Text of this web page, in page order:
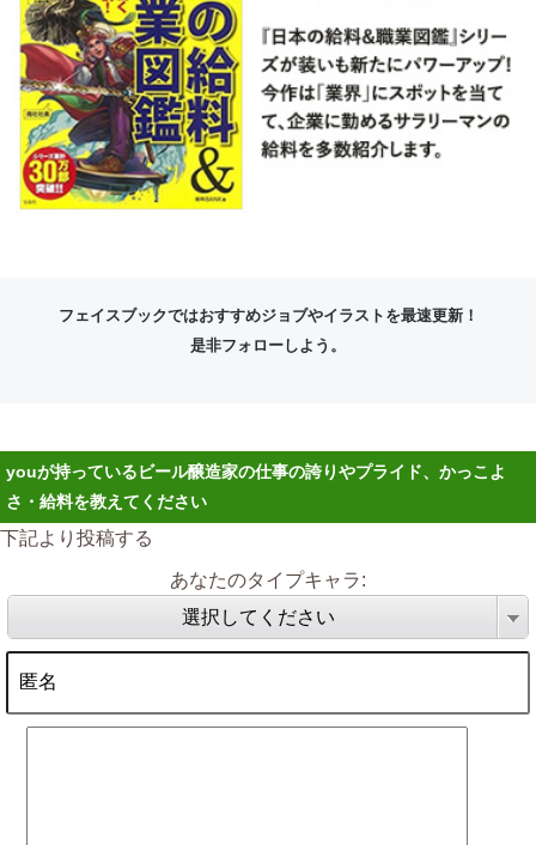
フェイスブックではおすすめジョブやイラストを最速更新！
是非フォローしよう。
youが持っているビール醸造家の仕事の誇りやプライド、かっこよ
さ・給料を教えてください
下記より投稿する
あなたのタイプキャラ:
選択してください